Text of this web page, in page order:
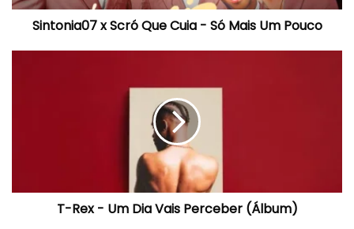
Um
PoucoSintonia07 x Scró Que Cuia - Só Mais Um Pouco
T-Rex - Um Dia Vais Perceber (Álbum)